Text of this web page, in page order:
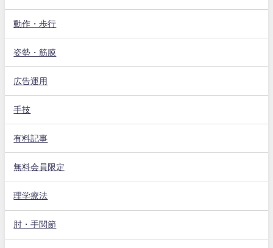
動作・歩行
姿勢・筋膜
広告運用
手技
有料記事
無料会員限定
理学療法
肘・手関節